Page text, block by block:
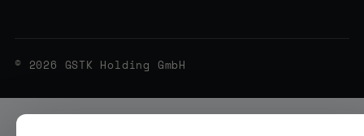
© 2026 GSTK Holding GmbH